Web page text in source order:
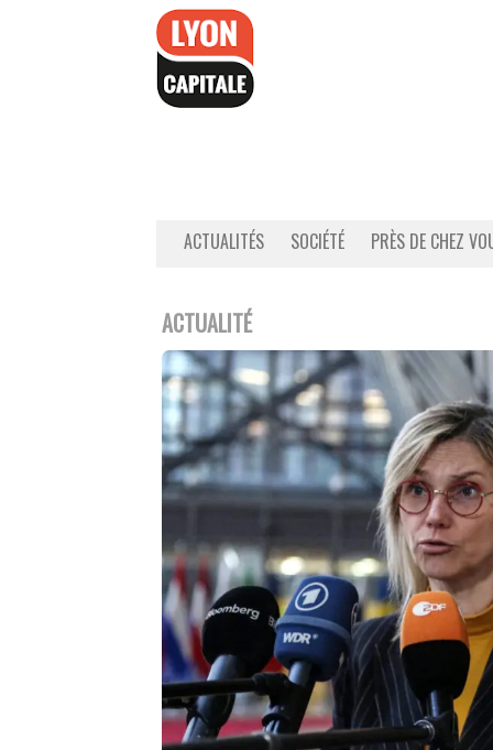
ACTUALITÉS SOCIÉTÉ PRÈS DE CHEZ
ACTUALITÉ